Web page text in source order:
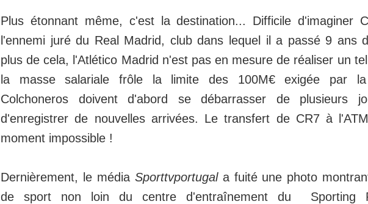
Plus étonnant même, c'est la destination... Difficile d'imaginer
l'ennemi juré du Real Madrid, club dans lequel il a passé 9 ans
plus de cela, l'Atlético Madrid n'est pas en mesure de réaliser un
la masse salariale frôle la limite des 100M€ exigée par
Colchoneros doivent d'abord se débarrasser de plusieurs
d'enregistrer de nouvelles arrivées. Le transfert de CR7 à
moment impossible !
Dernièrement, le média Sporttvportugala fuité une photo
de sport non loin du centre d'entraînement du Sporting